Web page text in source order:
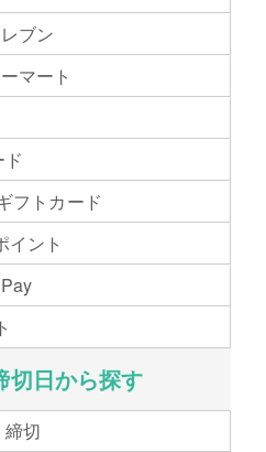
ブン
マート
フトカード
イント
切日から探す
締切